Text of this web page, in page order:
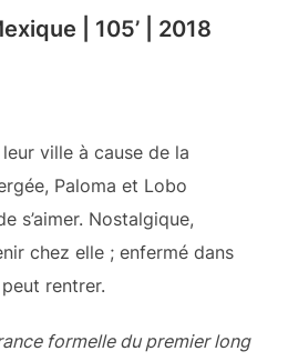
| 105’ | 2018
ville à cause de la
Paloma et Lobo
s’aimer. Nostalgique,
chez elle ; enfermé dans
rentrer.
formelle du premier long